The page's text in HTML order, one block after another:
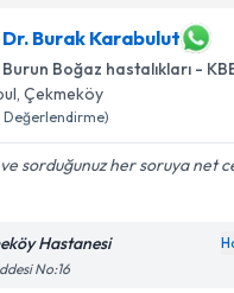
Burak Karabulut
Boğaz hastalıkları -
, Çekmeköy
Değerlendirme)
sorduğunuz her soruya net
Hastanesi
No:16